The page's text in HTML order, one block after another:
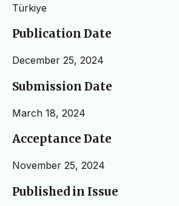
Türkiye
Publication Date
December 25, 2024
Submission Date
March 18, 2024
Acceptance Date
November 25, 2024
Published in Issue